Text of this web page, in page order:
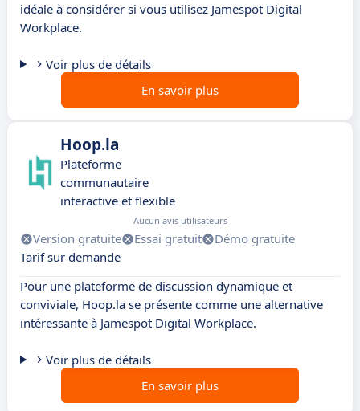
idéale à considérer si vous utilisez Jamespot Digital
Workplace.
Voir plus de détails
En savoir plus
Hoop.la
Plateforme
communautaire
interactive et flexible
Aucun avis utilisateurs
Version gratuite Essai gratuit
Démo gratuite
Tarif sur demande
Pour une plateforme de discussion dynamique et
conviviale, Hoop.la se présente comme une alternative
intéressante à Jamespot Digital Workplace.
Voir plus de détails
En savoir plus